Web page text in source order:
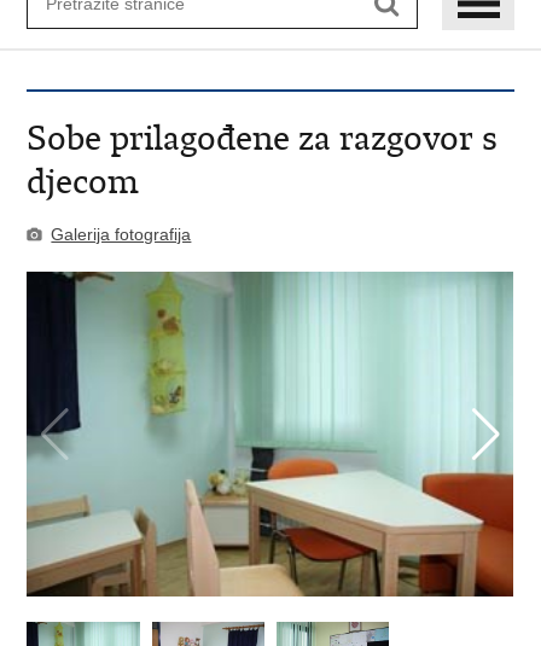
Sobe prilagođene za razgovor s
djecom
Galerija fotografija